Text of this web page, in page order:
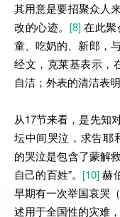
其用意是要招聚众人
改的心迹。 [8]在此聚
童、吃奶的、新郎，
经文，克莱基表示，
自洁；外表的清洁表
从17节来看，是先知
坛中间哭泣，求告耶
的哭泣是包含了蒙解
自己的百姓”。 [10]赫
早期有一次举国哀哭
述用于全国性的灾难